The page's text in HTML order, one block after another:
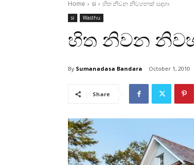
Home si හිත නිවන නිවහනක්‌ සඳහා
si Wasthu
හිත නිවන
By Sumanadasa Bandara October 1, 2010
Share